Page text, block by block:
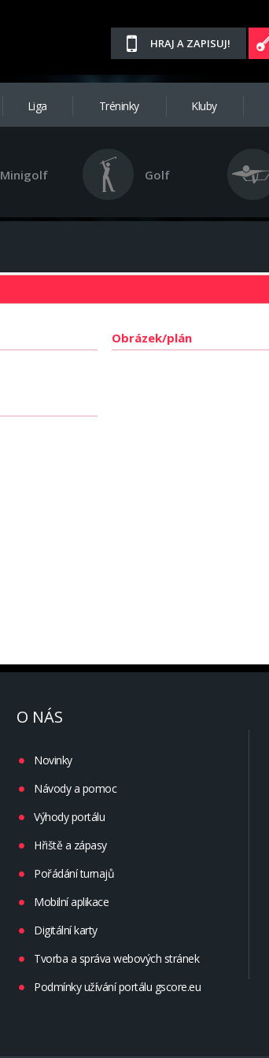
HRAJ A ZAPISUJ!
Liga Tréninky Kluby
Minigolf Golf
Obrázek/plán
O NÁS
Novinky
Návody a pomoc
Výhody portálu
Hřiště a zápasy
Pořádání turnajů
Mobilní aplikace
Digitální karty
Tvorba a správa webových stránek
Podmínky užívání portálu gscore.eu